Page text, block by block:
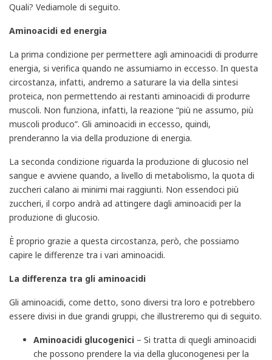
Quali? Vediamole di seguito.
Aminoacidi ed energia
La prima condizione per permettere agli aminoacidi di produrre
energia, si verifica quando ne assumiamo in eccesso. In questa
circostanza, infatti, andremo a saturare la via della sintesi
proteica, non permettendo ai restanti aminoacidi di produrre
muscoli. Non funziona, infatti, la reazione “più ne assumo, più
muscoli produco”. Gli aminoacidi in eccesso, quindi,
prenderanno la via della produzione di energia.
La seconda condizione riguarda la produzione di glucosio nel
sangue e avviene quando, a livello di metabolismo, la quota di
zuccheri calano ai minimi mai raggiunti. Non essendoci più
zuccheri, il corpo andrà ad attingere dagli aminoacidi per la
produzione di glucosio.
È proprio grazie a questa circostanza, però, che possiamo
capire le differenze tra i vari aminoacidi.
La differenza tra gli aminoacidi
Gli aminoacidi, come detto, sono diversi tra loro e potrebbero
essere divisi in due grandi gruppi, che illustreremo qui di seguito.
Aminoacidi glucogenici – Si tratta di quegli aminoacidi
che possono prendere la via della gluconogenesi per la